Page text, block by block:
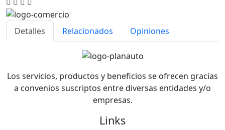
Detalles Relacionados Opiniones
Los servicios, productos y beneficios se ofrecen gracias
a convenios suscriptos entre diversas entidades y/o
empresas.
Links